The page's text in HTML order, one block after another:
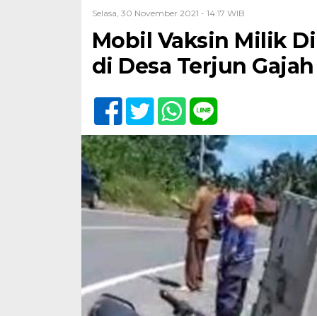
Selasa, 30 November 2021 - 14:17 WIB
Mobil Vaksin Milik
di Desa Terjun Gajah